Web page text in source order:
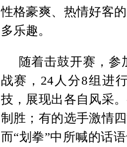
性格豪爽、热情好客
多乐趣。
随着击鼓开赛，
战赛，24人分8组进
技，展现出各自风采
制胜；有的选手激情
而“划拳”中所喊的话